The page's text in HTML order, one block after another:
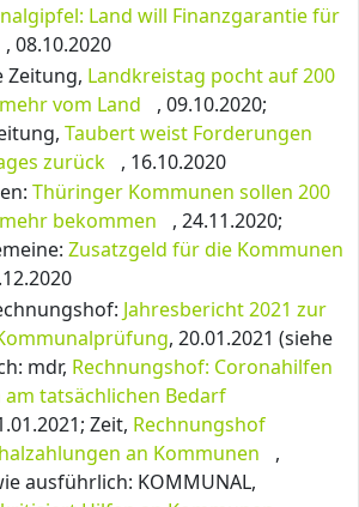
Land will Finanzgarantie für
, 08.10.2020
Zeitung, Landkreistag pocht auf 200
vom Land
, 09.10.2020;
Taubert weist Forderungen
zurück
, 16.10.2020
Thüringer Kommunen sollen 200
bekommen
, 24.11.2020;
Zusatzgeld für die Kommunen
Jahresbericht 2021 zur
, 20.01.2021 (siehe
mdr, Rechnungshof: Coronahilfen
tatsächlichen Bedarf
Zeit, Rechnungshof
an Kommunen
,
ausführlich: KOMMUNAL,